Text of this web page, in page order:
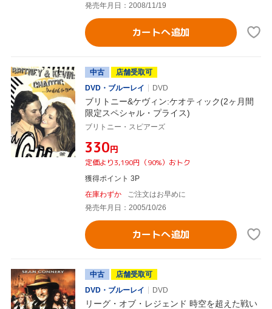
発売年月日：2008/11/19
カートへ追加
中古
店舗受取可
DVD・ブルーレイ
DVD
ブリトニー&ケヴィン:ケオティック(2ヶ月間
限定スペシャル・プライス)
ブリトニー・スピアーズ
¥330円
定価より3,190円（90%）おトク
獲得ポイント 3P
在庫わずか
ご注文はお早めに
発売年月日：2005/10/26
カートへ追加
中古
店舗受取可
DVD・ブルーレイ
DVD
リーグ・オブ・レジェンド 時空を超えた戦い